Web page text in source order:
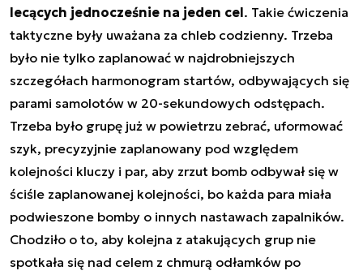
lecących jednocześnie na jeden cel. Takie ćwiczenia
taktyczne były uważana za chleb codzienny. Trzeba
było nie tylko zaplanować w najdrobniejszych
szczegółach harmonogram startów, odbywających się
parami samolotów w 20-sekundowych odstępach.
Trzeba było grupę już w powietrzu zebrać, uformować
szyk, precyzyjnie zaplanowany pod względem
kolejności kluczy i par, aby zrzut bomb odbywał się w
ściśle zaplanowanej kolejności, bo każda para miała
podwieszone bomby o innych nastawach zapalników.
Chodziło o to, aby kolejna z atakujących grup nie
spotkała się nad celem z chmurą odłamków po